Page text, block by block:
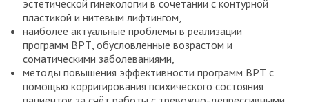
эстетической гинекологии в сочетании с контурной
пластикой и нитевым лифтингом,
наиболее актуальные проблемы в реализации
программ ВРТ, обусловленные возрастом и
соматическими заболеваниями,
методы повышения эффективности программ ВРТ с
помощью корригирования психического состояния